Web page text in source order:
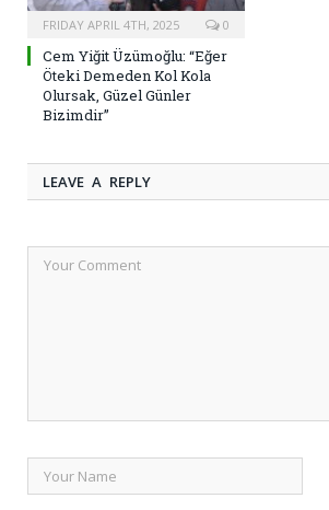
FRIDAY APRIL 4TH, 2025 0
Cem Yiğit Üzümoğlu: “Eğer
Öteki Demeden Kol Kola
Olursak, Güzel Günler
Bizimdir”
LEAVE A REPLY